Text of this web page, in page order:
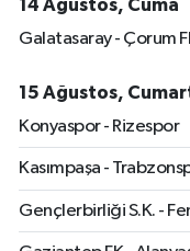
14 Ağustos, Cuma
Galatasaray - Çorum
15 Ağustos,
Konyaspor - Rizespor
Kasımpaşa -
Gençlerbirliği S.K. -